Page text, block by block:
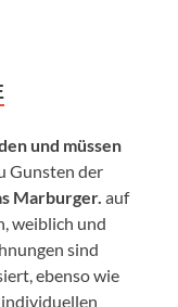
und müssen
Gunsten der
Marburger. auf
weiblich und
sind
ebenso wie